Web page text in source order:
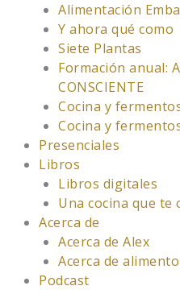
Alimentación
Y ahora qué como
Siete Plantas
Formación anual:
CONSCIENTE
Cocina y
Cocina y
Presenciales
Libros
Libros digitales
Una cocina que te
Acerca de
Acerca de Alex
Acerca de
Podcast